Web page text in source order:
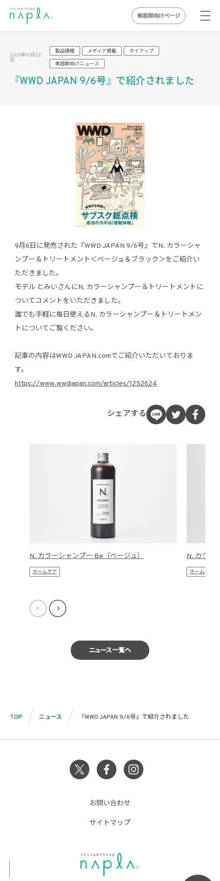
content
美容師向けページ
2021年10月22
日
製品情報 メディア掲載
タイアップ
美容師向けニュース
『WWD JAPAN 9/6号』で紹介されました
9月6日に発売された『WWD JAPAN 9/6号』でN. カラーシャ
ンプー＆トリートメント＜ベージュ＆ブラック＞をご紹介い
ただきました。
モデル とみいさんにN. カラーシャンプー＆トリートメントに
ついてコメントをいただきました。
誰でも手軽に毎日使えるN. カラーシャンプー＆トリートメン
トについてご覧ください。
記事の内容はWWD JAPAN.comでご紹介いただいておりま
す。
https://www.wwdjapan.com/articles/1252624
シェアする
N. カラーシャンプー Be（ベージュ）
ホームケア
N. カラー
ホームケア
ニュース一覧へ
TOP ニュース 『WWD JAPAN 9/6号』で紹介されました
お問い合わせ
サイトマップ